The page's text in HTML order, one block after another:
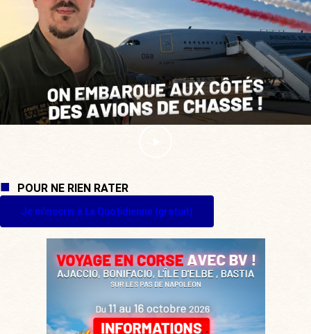
POUR NE RIEN RATER
Je m'inscris à La Quotidienne (gratuit)